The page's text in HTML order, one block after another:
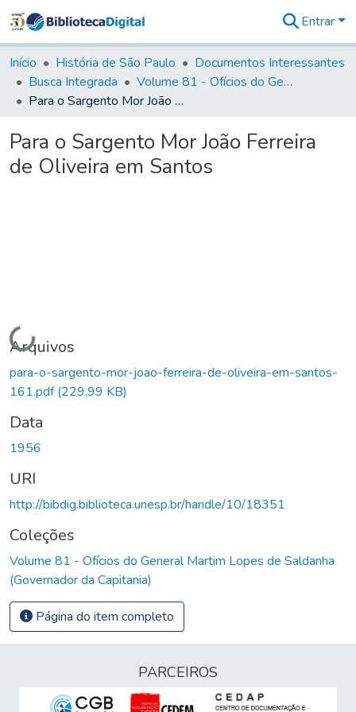
&
Coleções
Tudo na
Biblioteca
Estatísticas
Entrar
Início História de São Paulo
Documentos Interessantes
Busca Integrada
Volume 81 - Ofícios do General Martim Lopes de Saldanha (Governador da Capitania)
Para o Sargento Mor João Ferreira de Oliveira em Santos
Para o Sargento Mor João Ferreira
de Oliveira em Santos
Carregando...
Arquivos
para-o-sargento-mor-joao-ferreira-de-oliveira-em-santos-
161.pdf(229,99 KB)
Data
1956
URI
http://bibdig.biblioteca.unesp.br/handle/10/18351
Coleções
Volume 81 - Ofícios do General Martim Lopes de Saldanha
(Governador da Capitania)
Página do item completo
PARCEIROS